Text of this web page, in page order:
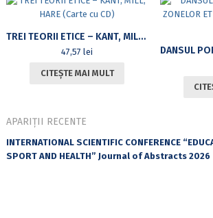
TREI TEORII ETICE – KANT, MILL, HARE (CARTE CU CD)
47,57lei
CITEȘTE MAI MULT
APARIȚII RECENTE
INTERNATIONAL SCIENTIFIC CONFERENCE
SPORT AND HEALTH” Journal of Abstracts 2026